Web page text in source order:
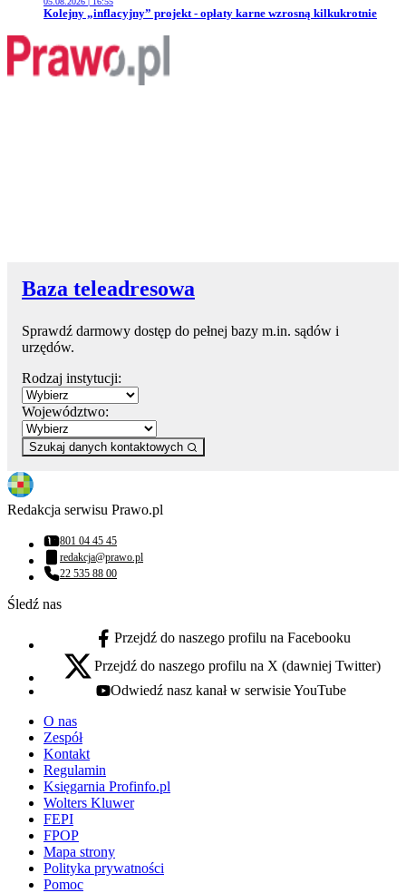
Przejdź do artykułu:
Kolejny „inflacyjny” projekt - opłaty karne wzrosną kilkukrotnie
Baza teleadresowa
Sprawdź darmowy dostęp do pełnej bazy m.in. sądów i
urzędów.
Rodzaj instytucji:
Województwo:
Szukaj danych kontaktowych
Redakcja serwisu Prawo.pl
Numer telefonu:
801 04 45 45
Adres email:
redakcja@prawo.pl
Numer telefonu:
22 535 88 00
Śledź nas
facebook - otwiera się w nowej karcie
Przejdź do naszego profilu na Facebooku
x - otwiera się w nowej karcie
Przejdź do naszego profilu na X (dawniej Twitter)
youtube - otwiera się w nowej karcie
Odwiedź nasz kanał w serwisie YouTube
O nas
Zespół
Kontakt
Regulamin
Księgarnia Profinfo.pl
Wolters Kluwer
FEPI
FPOP
Mapa strony
Polityka prywatności
Pomoc